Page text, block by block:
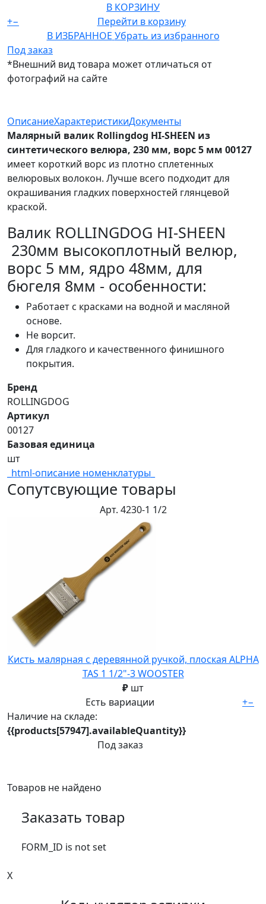
В КОРЗИНУ
+−
Перейти в корзину
В ИЗБРАННОЕ Убрать из избранного
Под заказ
*Внешний вид товара может отличаться от
фотографий на сайте
ОписаниеХарактеристикиДокументы
Малярный валик Rollingdog HI-SHEEN из
синтетического велюра, 230 мм, ворс 5 мм 00127
имеет короткий ворс из плотно сплетенных
велюровых волокон. Лучше всего подходит для
окрашивания гладких поверхностей глянцевой
краской.
Валик ROLLINGDOG HI-SHEEN
230мм высокоплотный велюр,
ворс 5 мм, ядро 48мм, для
бюгеля 8мм - особенности:
Работает с красками на водной и масляной
основе.
Не ворсит.
Для гладкого и качественного финишного
покрытия.
Бренд
ROLLINGDOG
Артикул
00127
Базовая единица
шт
_html-описание номенклатуры_
Сопутсвующие товары
Арт. 4230-1 1/2
Кисть малярная с деревянной ручкой, плоская ALPHA
TAS 1 1/2"-3 WOOSTER
₽ шт
Есть вариации
Наличие на складе:
{{products[57947].availableQuantity}}
Под заказ
+−
Товаров не найдено
Заказать товар
FORM_ID is not set
X